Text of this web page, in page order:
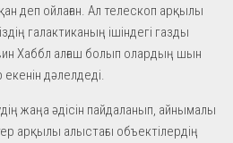
деп ойлаған. Ал телескоп арқылы
галактиканың ішіндегі газды
Хаббл алғаш болып олардың шын
дәлелдеді.
жаңа әдісін пайдаланып, айнымалы
арқылы алыстағы объектілердің